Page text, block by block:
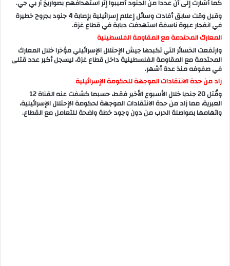
كما أشارت إلى أن عددا من الجنود أصيبوا إثر استهدافهم بصواريخ آر بي جي.
وقبل وقت سابق أفادت وسائل إعلام إسرائيلية بإصابة 4 جنود بجروح خطيرة
في انفجار عبوة ناسفة استهدفت دبابة في قطاع غزة.
المعارك المحتدمة مع المقاومة الفلسطينية
وارتفعت الخسائر التي تكبدها جيش الإحتلال الإسرائيلي مؤخرا خلال المعارك
المحتدمة مع المقاومة الفلسطينية داخل قطاع غزة، ليسجل أكبر عدد قتلى
في صفوفه منذ عدة أشهر.
زاد من حدة الانتقادات الموجهة للحكومة الإسرائيلية
وقُتل 20 جنديا خلال الأسبوع الأخير فقط، حسبما كشفت عنه القناة 12
العبرية، مما زاد من حدة الانتقادات الموجهة لحكومة الإحتلال الإسرائيلية،
واتهامها بمواصلة الحرب من دون وجود خطة واضحة للتعامل مع القطاع.